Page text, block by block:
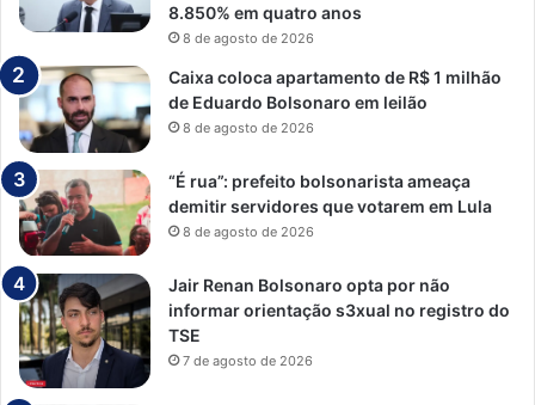
8.850% em quatro anos
8 de agosto de 2026
Caixa coloca apartamento de R$ 1 milhão
de Eduardo Bolsonaro em leilão
8 de agosto de 2026
“É rua”: prefeito bolsonarista ameaça
demitir servidores que votarem em Lula
8 de agosto de 2026
Jair Renan Bolsonaro opta por não
informar orientação s3xual no registro do
TSE
7 de agosto de 2026